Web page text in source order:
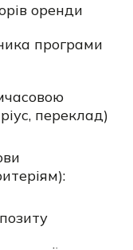
оренди
програми
переклад)